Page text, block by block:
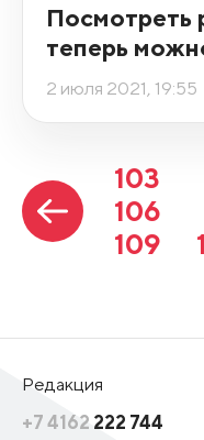
Посмотреть
теперь
2 июля 2021, 19:55
103
106
109
Редакция
+7 4162 222 744